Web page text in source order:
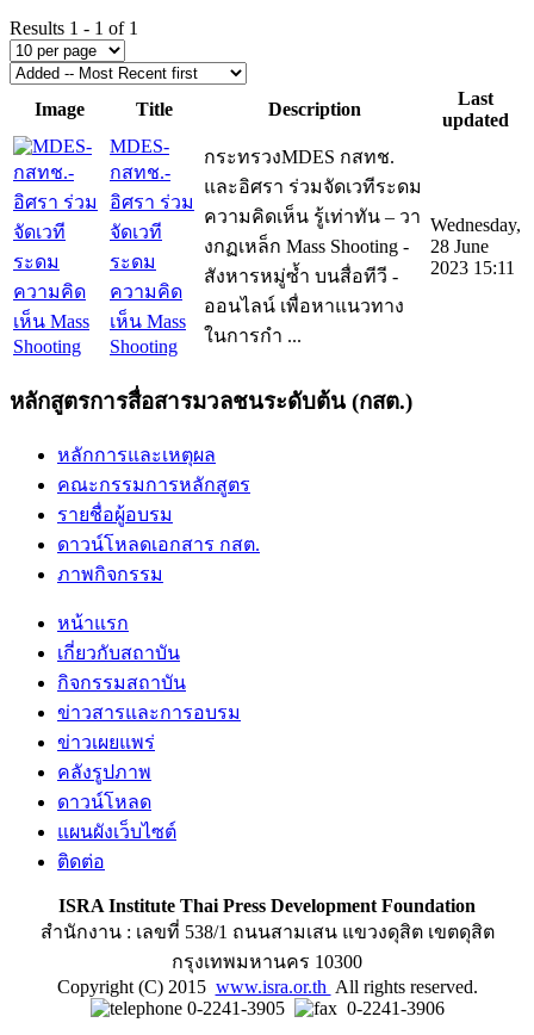
Results 1 - 1 of 1
Image Title Description
Last
updated
MDES-
กสทช.-
อิศรา ร่วม
จัดเวที
ระดม
ความคิด
เห็น Mass
Shooting
กระทรวงMDES กสทช.
และอิศรา ร่วมจัดเวทีระดม
ความคิดเห็น รู้เท่าทัน – วา
งกฏเหล็ก Mass Shooting -
สังหารหมู่ซ้ำ บนสื่อทีวี -
ออนไลน์ เพื่อหาแนวทาง
ในการกำ ...
Wednesday,
28 June
2023 15:11
หลักสูตรการสื่อสารมวลชนระดับต้น (กสต.)
หลักการและเหตุผล
คณะกรรมการหลักสูตร
รายชื่อผู้อบรม
ดาวน์โหลดเอกสาร กสต.
ภาพกิจกรรม
หน้าแรก
เกี่ยวกับสถาบัน
กิจกรรมสถาบัน
ข่าวสารและการอบรม
ข่าวเผยแพร่
คลังรูปภาพ
ดาวน์โหลด
แผนผังเว็บไซต์
ติดต่อ
ISRA Institute Thai Press Development Foundation
สำนักงาน : เลขที่ 538/1 ถนนสามเสน แขวงดุสิต เขตดุสิต
กรุงเทพมหานคร 10300
Copyright (C) 2015 www.isra.or.th All rights reserved.
0-2241-3905
0-2241-3906